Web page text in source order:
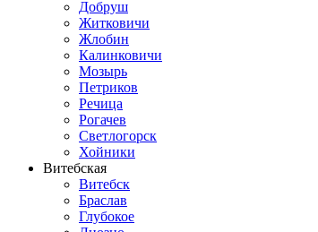
Добруш
Житковичи
Жлобин
Калинковичи
Мозырь
Петриков
Речица
Рогачев
Светлогорск
Хойники
Витебская
Витебск
Браслав
Глубокое